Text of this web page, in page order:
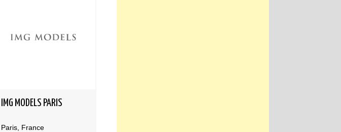
IMG MODELS PARIS
Paris, France